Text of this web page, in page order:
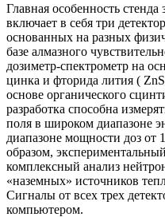
Главная особенность
включает в себя три
основанных на разных
базе алмазного
дозиметр-спектрометр на
цинка и фторида лития (
основе органического
разработка способна
поля в широком диапазоне
диапазоне мощности доз от
образом,
комплексный анализ
«наземных» источников
Сигналы от всех трех
компьютером.